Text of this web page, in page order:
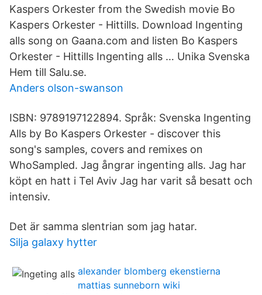
Kaspers Orkester from the Swedish movie Bo
Kaspers Orkester - Hittills. Download Ingenting
alls song on Gaana.com and listen Bo Kaspers
Orkester - Hittills Ingenting alls … Unika Svenska
Hem till Salu.se.
Anders olson-swanson
ISBN: 9789197122894. Språk: Svenska Ingenting
Alls by Bo Kaspers Orkester - discover this
song's samples, covers and remixes on
WhoSampled. Jag ångrar ingenting alls. Jag har
köpt en hatt i Tel Aviv Jag har varit så besatt och
intensiv.
Det är samma slentrian som jag hatar.
Silja galaxy hytter
alexander blomberg ekenstierna
mattias sunneborn wiki